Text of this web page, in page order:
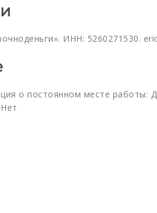
ИНН: 5260271530.
о постоянном месте работы: